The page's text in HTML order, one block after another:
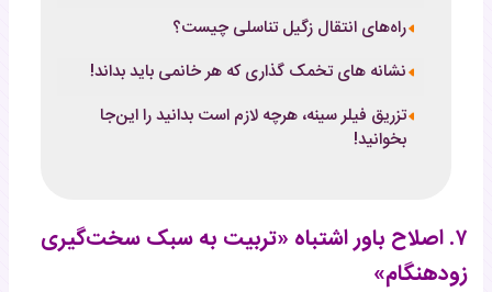
راه‌های انتقال زگیل تناسلی چیست؟
نشانه های تخمک گذاری که هر خانمی باید بداند!
تزریق فیلر سینه، هرچه لازم است بدانید را این‌جا
بخوانید!
۷. اصلاح باور اشتباه «تربیت به سبک سخت‌گیری
زودهنگام»